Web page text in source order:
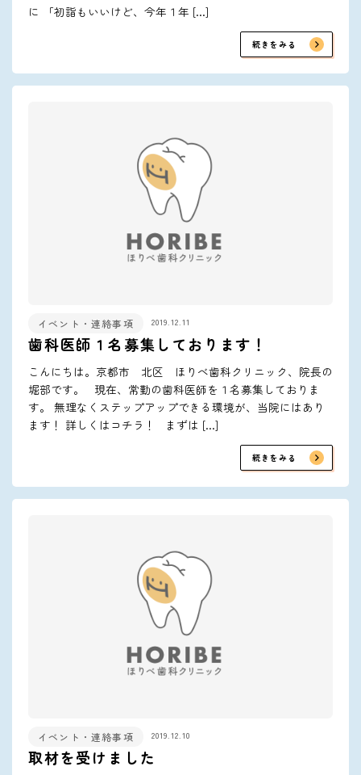
に 「初詣もいいけど、今年１年 […]
続きをみる
イベント・連絡事項 2019.12.11
歯科医師１名募集しております！
こんにちは。京都市 北区 ほりべ歯科クリニック、院長の
堀部です。 現在、常勤の歯科医師を１名募集しておりま
す。 無理なくステップアップできる環境が、当院にはあり
ます！ 詳しくはコチラ！ まずは […]
続きをみる
イベント・連絡事項 2019.12.10
取材を受けました